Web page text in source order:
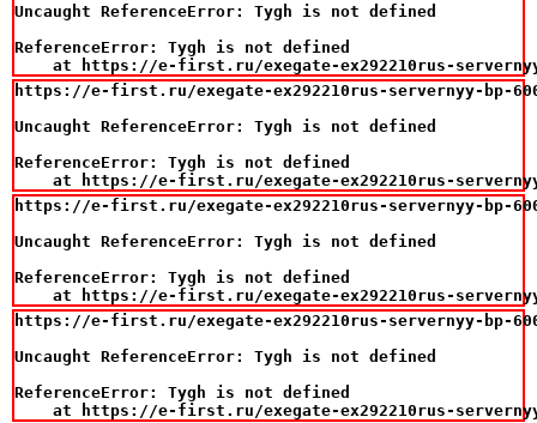
Uncaught ReferenceError: Tygh is not defined
ReferenceError: Tygh is not defined
at https://e-first.ru/exegate-ex292210rus-
https://e-first.ru/exegate-ex292210rus-servernyy-bp-
Uncaught ReferenceError: Tygh is not defined
ReferenceError: Tygh is not defined
at https://e-first.ru/exegate-ex292210rus-
https://e-first.ru/exegate-ex292210rus-servernyy-bp-
Uncaught ReferenceError: Tygh is not defined
ReferenceError: Tygh is not defined
at https://e-first.ru/exegate-ex292210rus-
https://e-first.ru/exegate-ex292210rus-servernyy-bp-
Uncaught ReferenceError: Tygh is not defined
ReferenceError: Tygh is not defined
at https://e-first.ru/exegate-ex292210rus-